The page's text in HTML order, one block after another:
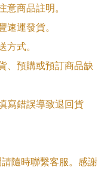
意商品註明。
速運發貨。
方式。
、預購或預訂商品缺
寫錯誤導致退回貨
隨時聯繫客服。感謝